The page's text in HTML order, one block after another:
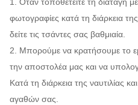
φωτογραφίες κατά τη διάρκεια
δείτε τις τσάντες σας βαθμιαία.
2. Μπορούμε να κρατήσουμε το
την αποστολέα μας και να
Κατά τη διάρκεια της ναυτιλίας
αγαθών σας.